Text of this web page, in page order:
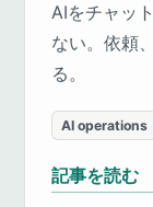
AIをチャッ
ない。依頼
る。
AI operations
記事を読む